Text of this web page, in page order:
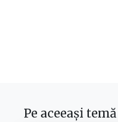
Pe aceeași temă